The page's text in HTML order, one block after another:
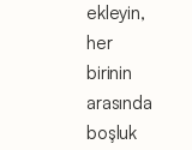
ekleyin,
her
birinin
arasında
boşluk